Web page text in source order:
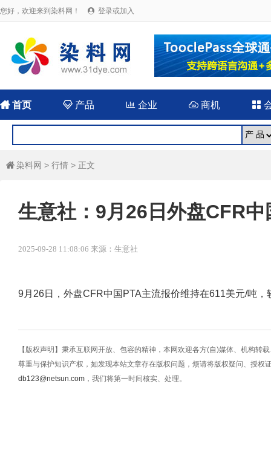
您好，欢迎来到染料网！  登录或加入
首页  产品  企业  商机 
 染料网 > 行情 > 正文
生意社：9月26日外盘CFR
2025-09-28 11:08:06 来源：生意社
9月26日，外盘CFR中国PTA主流报价维持在611美元/吨，
【版权声明】秉承互联网开放、包容的精神，本网欢迎各方(自)媒体、机构转
尊重与保护知识产权，如发现本站文章存在版权问题，烦请将版权疑问、授权
db123@netsun.com ，我们将第一时间核实、处理。